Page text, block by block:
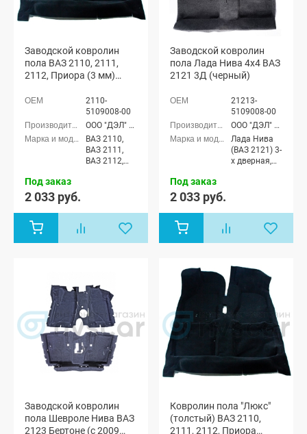
Заводской ковролин
пола ВАЗ 2110, 2111,
2112, Приора (3 мм)
2110-
5109008-00
ООО "ДЭЛ" г. Сызрань
ВАЗ 2110,
ВАЗ 2111,
ВАЗ 2112,
Приора
универсал
(ВАЗ 2171),
Под заказ
2 033 руб.
Заводской ковролин
пола Лада Нива 4х4 ВАЗ
2121 3Д (черный)
21213-
5109008-00
ООО "ДЭЛ" г. Сызрань
Лада Нива
(ВАЗ 2121) 3-
х дверная,
Лада Нива
4x4 (Урбан)
3-х дверная
Под заказ
2 033 руб.
Заводской ковролин
пола Шевроле Нива ВАЗ
2123 Бертоне (с 2009
Ковролин пола "Люкс"
(толстый) ВАЗ 2110,
2111, 2112, Приора